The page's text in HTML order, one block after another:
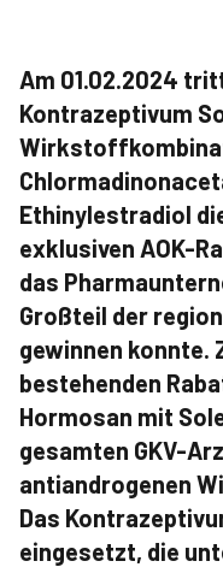
Am 01.02.2024
Kontrazeptivum
Ethinylestradiol
exklusiven AOK-
das
Großteil der
gewinnen konnte.
bestehenden
Hormosan mit
gesamten GKV-
antiandrogenen
Das
eingesetzt, die